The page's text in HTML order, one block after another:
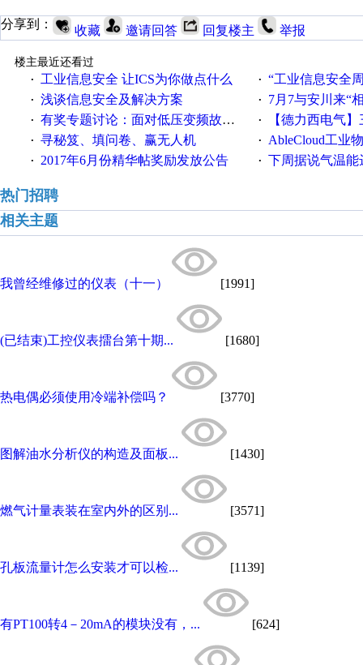
分享到： 收藏 邀请回答 回复楼主 举报
楼主最近还看过
·
工业信息安全 让ICS为你做点什么 · “工业信息安全周之我见”
· 浅谈信息安全及解决方案 · 7月7与安川来“
· 有奖专题讨论：面对低压变频故障，老手是这样解决的！ · 【德力西电气】三
· 寻秘笈、填问卷、赢无人机 · AbleCloud工业物联
· 2017年6月份精华帖奖励发放公告 · 下周据说气温能
热门招聘
相关主题
我曾经维修过的仪表（十一） [1991]
(已结束)工控仪表擂台第十期... [1680]
热电偶必须使用冷端补偿吗？ [3770]
图解油水分析仪的构造及面板... [1430]
燃气计量表装在室内外的区别... [3571]
孔板流量计怎么安装才可以检... [1139]
有PT100转4－20mA的模块没有，... [624]